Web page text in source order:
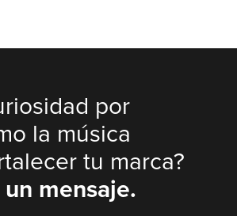
por
la música
tu marca?
mensaje.